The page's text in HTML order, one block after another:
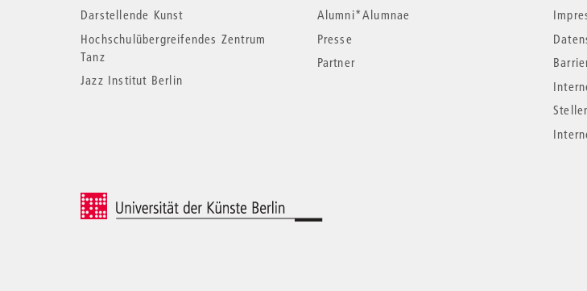
Darstellende Kunst
Hochschulübergreifendes Zentrum
Tanz
Jazz Institut Berlin
Alumni*Alumnae
Presse
Partner
© 2026 Universität der Künste Berlin